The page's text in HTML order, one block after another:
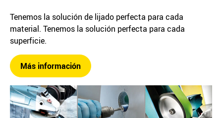
Tenemos la solución de lijado perfecta para cada
material. Tenemos la solución perfecta para cada
superficie.
Más información